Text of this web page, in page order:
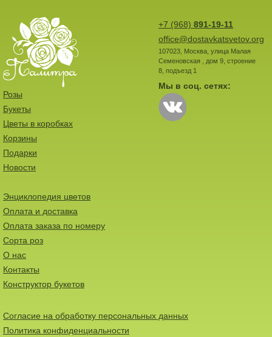
+7 (968) 891-19-11
office@dostavkatsvetov.org
107023, Москва, улица Малая
Семеновская , дом 9, строение
8, подъезд 1
Мы в соц. сетях:
Розы
Букеты
Цветы в коробках
Корзины
Подарки
Новости
Энциклопедия цветов
Оплата и доставка
Оплата заказа по номеру
Сорта роз
О нас
Контакты
Конструктор букетов
Согласие на обработку персональных данных
Политика конфиденциальности